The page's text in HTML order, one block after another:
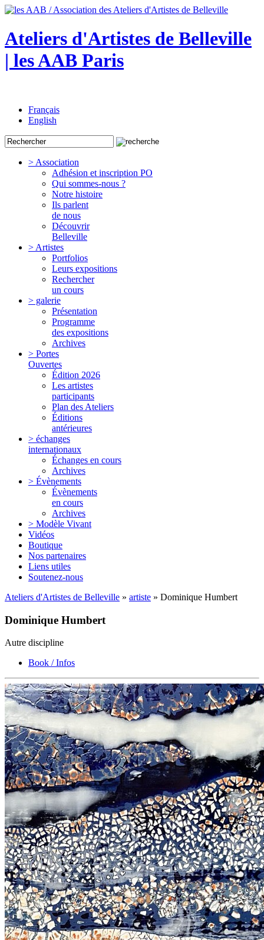
Ateliers d'Artistes de Belleville
| les AAB Paris
Français
English
> Association
Adhésion et inscription PO
Qui sommes-nous ?
Notre histoire
Ils parlent
de nous
Découvrir
Belleville
> Artistes
Portfolios
Leurs expositions
Rechercher
un cours
> galerie
Présentation
Programme
des expositions
Archives
> Portes
Ouvertes
Édition 2026
Les artistes
participants
Plan des Ateliers
Éditions
antérieures
> échanges
internationaux
Échanges en cours
Archives
> Évènements
Évènements
en cours
Archives
> Modèle Vivant
Vidéos
Boutique
Nos partenaires
Liens utiles
Soutenez-nous
Ateliers d'Artistes de Belleville » artiste » Dominique Humbert
Dominique Humbert
Autre discipline
Book / Infos